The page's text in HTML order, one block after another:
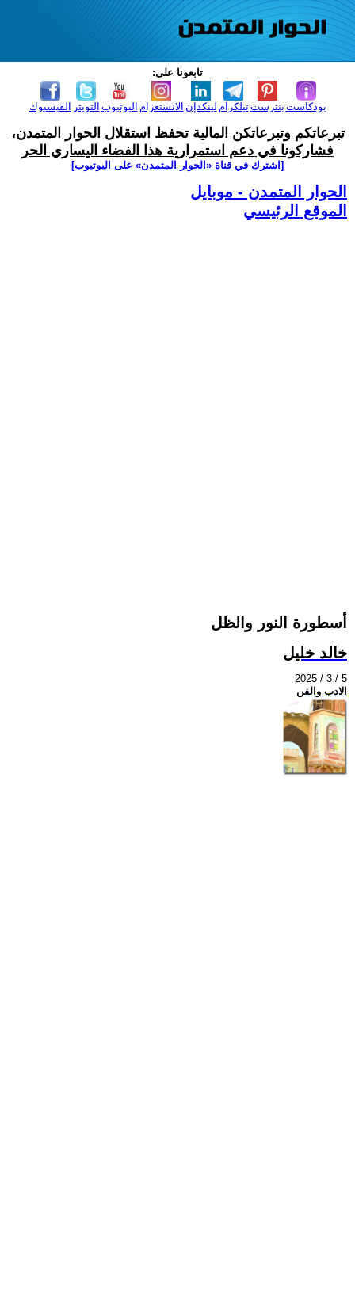
تابعونا على:
الفيسبوك التويتر اليوتيوب الانستغرام لينكدإن تيلكرامبنترست بودكاست
تبرعاتكم وتبرعاتكن المالية تحفظ استقلال الحوار المتمدن،
فشاركونا في دعم استمرارية هذا الفضاء اليساري الحر
[اشترك في قناة ‫«الحوار المتمدن» على اليوتيوب]
الحوار المتمدن - موبايل
الموقع الرئيسي
أسطورة النور والظل
خالد خليل
2025 / 3 / 5
الادب والفن